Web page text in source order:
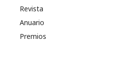
Revista
Anuario
Premios